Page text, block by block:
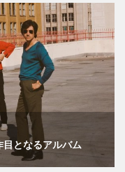
となるアルバム